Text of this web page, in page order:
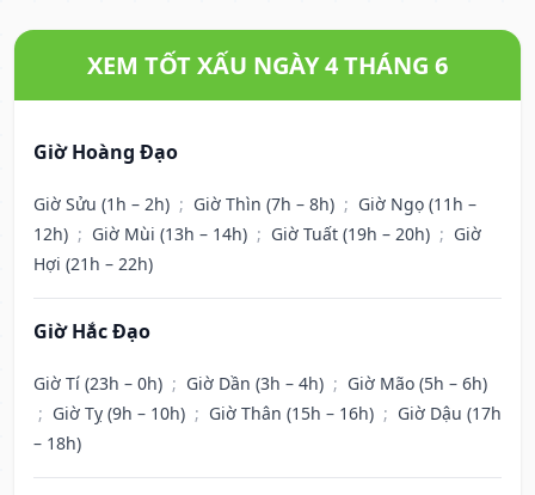
XEM TỐT XẤU NGÀY 4 THÁNG 6
Giờ Hoàng Đạo
Giờ Sửu (1h – 2h) ; Giờ Thìn (7h – 8h) ; Giờ Ngọ (11h –
12h) ; Giờ Mùi (13h – 14h) ; Giờ Tuất (19h – 20h) ; Giờ
Hợi (21h – 22h)
Giờ Hắc Đạo
Giờ Tí (23h – 0h) ; Giờ Dần (3h – 4h) ; Giờ Mão (5h – 6h)
; Giờ Tỵ (9h – 10h) ; Giờ Thân (15h – 16h) ; Giờ Dậu (17h
– 18h)